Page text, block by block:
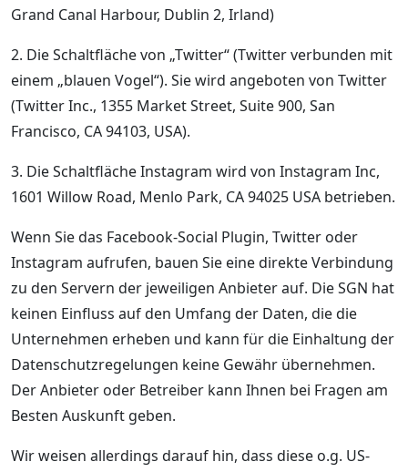
Grand Canal Harbour, Dublin 2, Irland)
2. Die Schaltfläche von „Twitter“ (Twitter verbunden mit
einem „blauen Vogel“). Sie wird angeboten von Twitter
(Twitter Inc., 1355 Market Street, Suite 900, San
Francisco, CA 94103, USA).
3. Die Schaltfläche Instagram wird von Instagram Inc,
1601 Willow Road, Menlo Park, CA 94025 USA betrieben.
Wenn Sie das Facebook-Social Plugin, Twitter oder
Instagram aufrufen, bauen Sie eine direkte Verbindung
zu den Servern der jeweiligen Anbieter auf. Die SGN hat
keinen Einfluss auf den Umfang der Daten, die die
Unternehmen erheben und kann für die Einhaltung der
Datenschutzregelungen keine Gewähr übernehmen.
Der Anbieter oder Betreiber kann Ihnen bei Fragen am
Besten Auskunft geben.
Wir weisen allerdings darauf hin, dass diese o.g. US-